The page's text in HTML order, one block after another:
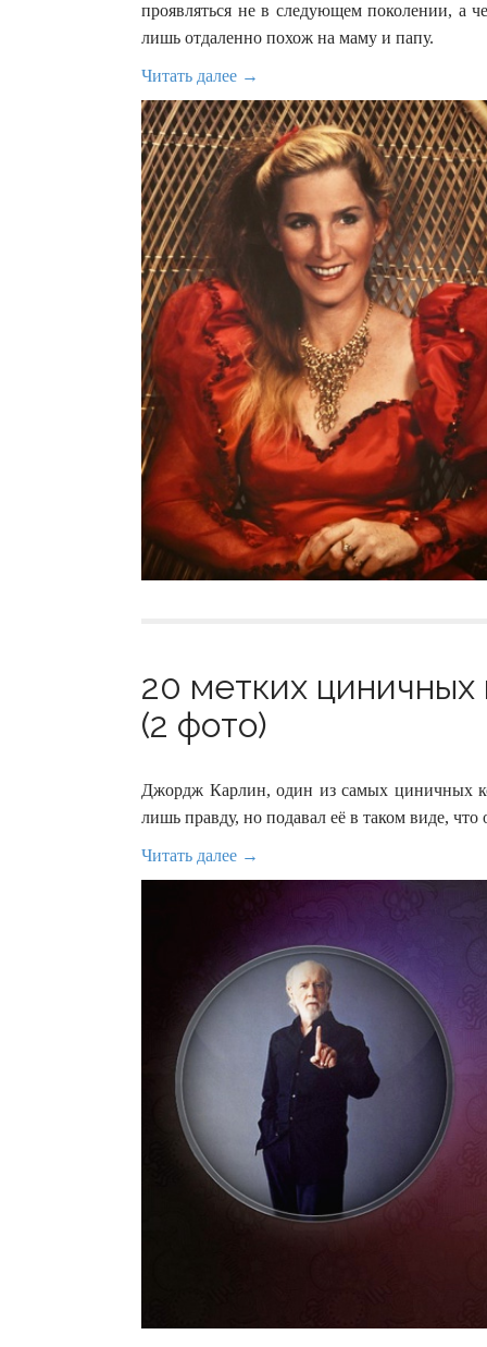
проявляться не в следующем поколении, а
лишь отдаленно похож на маму и папу.
Читать далее →
20 метких
(2 фото)
Джордж Карлин, один из самых циничных
лишь правду, но подавал её в таком виде,
Читать далее →